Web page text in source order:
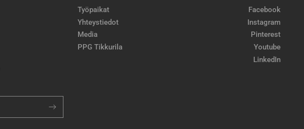
Työpaikat
Yhteystiedot
Media
PPG Tikkurila
Facebook
Instagram
Pinterest
Youtube
LinkedIn